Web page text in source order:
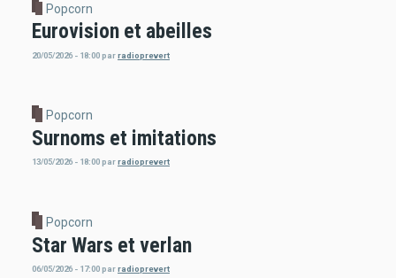
Popcorn
Eurovision et abeilles
20/05/2026 - 18:00parradioprevert
Popcorn
Surnoms et imitations
13/05/2026 - 18:00parradioprevert
Popcorn
Star Wars et verlan
06/05/2026 - 17:00parradioprevert